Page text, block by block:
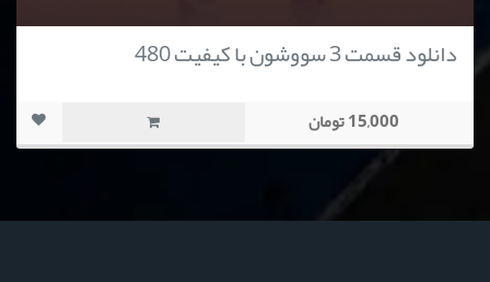
دانلود قسمت 3 سووشون با کیفیت 480
15,000 تومان